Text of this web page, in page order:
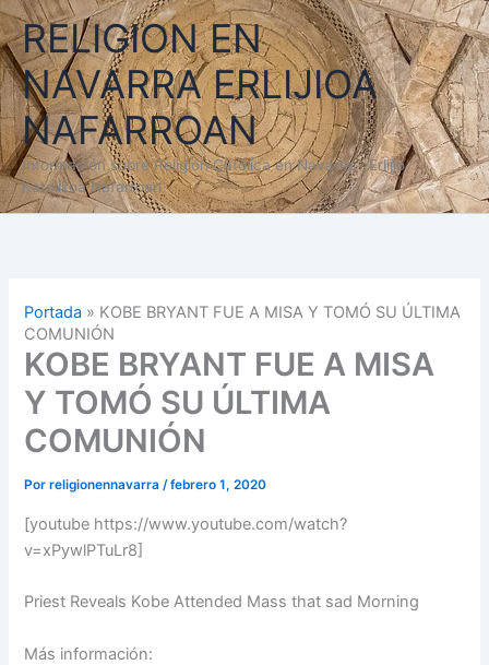
Ir
al
contenido
RELIGION EN
NAVARRA ERLIJIOA
NAFARROAN
Información sobre Religión Católica en Navarra - Erlijio
Katolikoa Nafarroan
Portada » KOBE BRYANT FUE A MISA Y TOMÓ SU ÚLTIMA
COMUNIÓN
KOBE BRYANT FUE A MISA
Y TOMÓ SU ÚLTIMA
COMUNIÓN
Porreligionennavarra/febrero 1, 2020
[youtube https://www.youtube.com/watch?
v=xPywlPTuLr8]
Priest Reveals Kobe Attended Mass that sad Morning
Más información: